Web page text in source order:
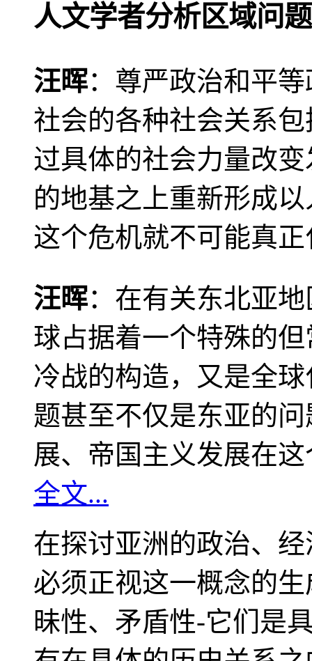
人文学者分析区域问题
汪晖：尊严政治和平
社会的各种社会关系
过具体的社会力量改
的地基之上重新形成
这个危机就不可能真
汪晖：在有关东北亚
球占据着一个特殊的
冷战的构造，又是全
题甚至不仅是东亚的
展、帝国主义发展在
全文...
在探讨亚洲的政治、
必须正视这一概念的
昧性、矛盾性-它们是